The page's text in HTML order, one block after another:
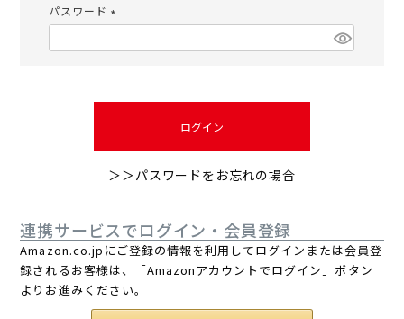
パスワード
須)
ログイン
＞＞パスワードをお忘れの場合
連携サービスでログイン・会員登録
Amazon.co.jpにご登録の情報を利用してログインまたは会員登
録されるお客様は、「Amazonアカウントでログイン」ボタン
よりお進みください。